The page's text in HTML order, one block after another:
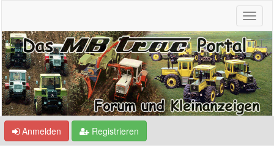
Anmelden Registrieren